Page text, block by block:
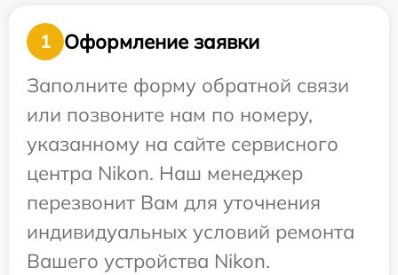
1
Оформление заявки
Заполните форму обратной связи
или позвоните нам по номеру,
указанному на сайте сервисного
центра Nikon. Наш менеджер
перезвонит Вам для уточнения
индивидуальных условий ремонта
Вашего устройства Nikon.